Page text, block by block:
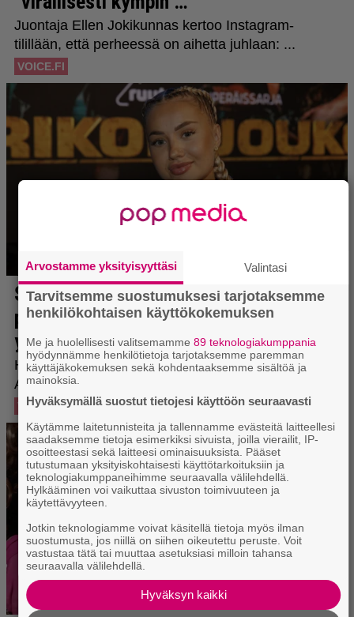
Arvostamme yksityisyyttäsi Valintasi
Tarvitsemme suostumuksesi tarjotaksemme
henkilökohtaisen käyttökokemuksen
Me ja huolellisesti valitsemamme89 teknologiakumppania
hyödynnämme henkilötietoja tarjotaksemme paremman
käyttäjäkokemuksen sekä kohdentaaksemme sisältöä ja
mainoksia.
Hyväksymällä suostut tietojesi käyttöön seuraavasti
Käytämme laitetunnisteita ja tallennamme evästeitä laitteellesi
saadaksemme tietoja esimerkiksi sivuista, joilla vierailit, IP-
osoitteestasi sekä laitteesi ominaisuuksista. Pääset
tutustumaan yksityiskohtaisesti käyttötarkoituksiin ja
teknologiakumppaneihimme seuraavalla välilehdellä.
Hylkääminen voi vaikuttaa sivuston toimivuuteen ja
käytettävyyteen.
Jotkin teknologiamme voivat käsitellä tietoja myös ilman
suostumusta, jos niillä on siihen oikeutettu peruste. Voit
vastustaa tätä tai muuttaa asetuksiasi milloin tahansa
seuraavalla välilehdellä.
Hyväksyn kaikki